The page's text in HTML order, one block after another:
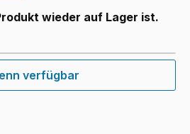
wieder auf Lager ist.
verfügbar